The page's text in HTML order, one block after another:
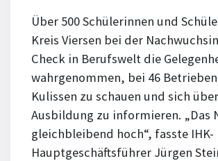
Über 500 Schülerinnen und
Kreis Viersen bei der
Check in Berufswelt die
wahrgenommen, bei 46
Kulissen zu schauen und sich
Ausbildung zu informieren. „Das
gleichbleibend hoch“, fasste IHK-
Hauptgeschäftsführer Jürgen